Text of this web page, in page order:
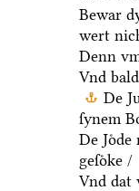
Bewar
wert
Denn
Vnd
De
ſynem
De Joͤde
geſoͤke /
Vnd dat